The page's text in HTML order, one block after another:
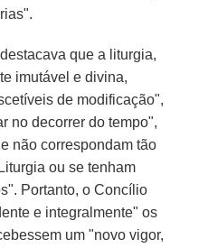
que a liturgia,
imutável e divina,
de modificação",
no decorrer do tempo",
não correspondam tão
ou se tenham
Portanto, o Concílio
e integralmente" os
um "novo vigor,